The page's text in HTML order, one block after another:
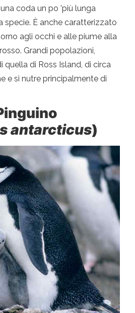
coda un po 'più lunga
specie. È anche caratterizzato
agli occhi e alle piume alla
Grandi popolazioni,
quella di Ross Island, di circa
e si nutre principalmente di
antarcticus)